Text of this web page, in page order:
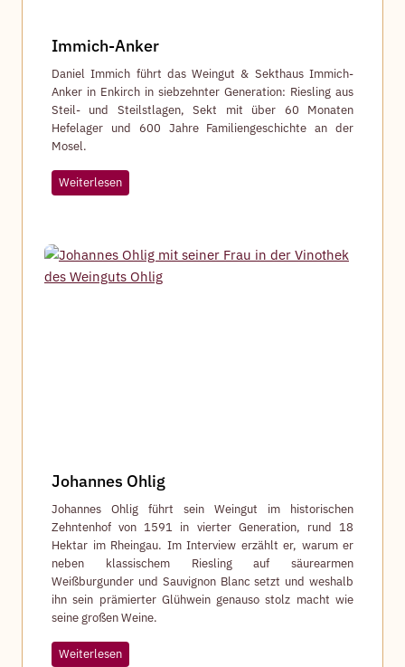
Immich-Anker
Daniel Immich führt das Weingut & Sekthaus Immich-
Anker in Enkirch in siebzehnter Generation: Riesling aus
Steil- und Steilstlagen, Sekt mit über 60 Monaten
Hefelager und 600 Jahre Familiengeschichte an der
Mosel.
WeiterlesenI
m
c
h
Johannes Ohlig
Johannes Ohlig führt sein Weingut im historischen
Zehntenhof von 1591 in vierter Generation, rund 18
Hektar im Rheingau. Im Interview erzählt er, warum er
neben klassischem Riesling auf säurearmen
Weißburgunder und Sauvignon Blanc setzt und weshalb
ihn sein prämierter Glühwein genauso stolz macht wie
seine großen Weine.
WeiterlesenJ